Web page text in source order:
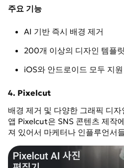
주요 기능
AI 기반 즉시 배경 제거
200개 이상의 디자인 템플
iOS와 안드로이드 모두 지원
4. Pixelcut
배경 제거 및 다양한 그래픽 디
앱 Pixelcut은 SNS 콘텐츠 제작
져 있어서 마케터나 인플루언서